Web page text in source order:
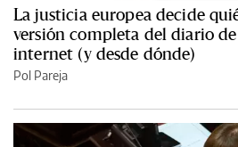
La justicia europea decide
versión completa del diario
internet (y desde dónde)
Pol Pareja